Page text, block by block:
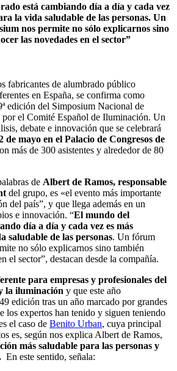
está cambiando día a día y cada vez
la vida saludable de las personas. Un
nos permite no sólo explicarnos sino
las novedades en el sector”
fabricantes de alumbrado público
en España, se confirma como
edición del Simposium Nacional de
el Comité Español de Iluminación. Un
debate e innovación que se celebrará
de mayo en el Palacio de Congresos de
más de 300 asistentes y alrededor de 80
de Albert de Ramos, responsable
del grupo, es «el evento más importante
del país”, y que llega además en un
e innovación. “El mundo del
día a día y cada vez es más
saludable de las personas. Un fórum
no sólo explicarnos sino también
el sector”, destacan desde la compañía.
para empresas y profesionales del
la iluminación y que este año
edición tras un año marcado por grandes
los expertos han tenido y siguen teniendo
el caso de Benito Urban, cuya principal
es, según nos explica Albert de Ramos,
más saludable para las personas y
En este sentido, señala: